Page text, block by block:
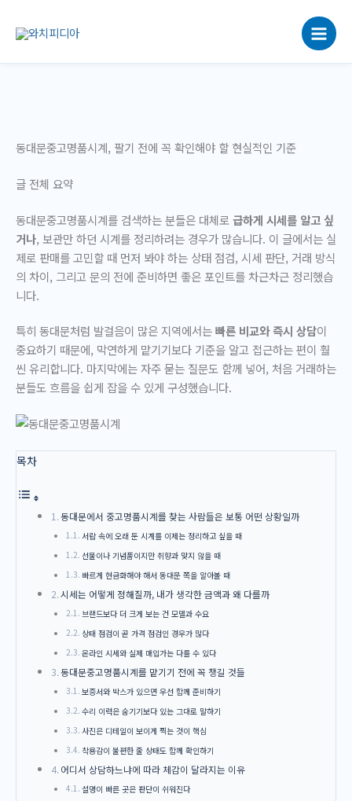
로
동대문중고명품시계, 팔기 전에 꼭 확인해야 할 현실적인 기준
글 전체 요약
동대문중고명품시계를 검색하는 분들은 대체로급하게 시세를 알고 싶
거나, 보관만 하던 시계를 정리하려는 경우가 많습니다. 이 글에서는 실
제로 판매를 고민할 때 먼저 봐야 하는 상태 점검, 시세 판단, 거래 방식
의 차이, 그리고 문의 전에 준비하면 좋은 포인트를 차근차근 정리했습
니다.
특히 동대문처럼 발걸음이 많은 지역에서는빠른 비교와 즉시 상담이
중요하기 때문에, 막연하게 맡기기보다 기준을 알고 접근하는 편이 훨
씬 유리합니다. 마지막에는 자주 묻는 질문도 함께 넣어, 처음 거래하는
분들도 흐름을 쉽게 잡을 수 있게 구성했습니다.
목차
동대문에서 중고명품시계를 찾는 사람들은 보통 어떤 상황일까
서랍 속에 오래 둔 시계를 이제는 정리하고 싶을 때
선물이나 기념품이지만 취향과 맞지 않을 때
빠르게 현금화해야 해서 동대문 쪽을 알아볼 때
시세는 어떻게 정해질까, 내가 생각한 금액과 왜 다를까
브랜드보다 더 크게 보는 건 모델과 수요
상태 점검이 곧 가격 점검인 경우가 많다
온라인 시세와 실제 매입가는 다를 수 있다
동대문중고명품시계를 맡기기 전에 꼭 챙길 것들
보증서와 박스가 있으면 우선 함께 준비하기
수리 이력은 숨기기보다 있는 그대로 말하기
사진은 디테일이 보이게 찍는 것이 핵심
착용감이 불편한 줄 상태도 함께 확인하기
어디서 상담하느냐에 따라 체감이 달라지는 이유
설명이 빠른 곳은 판단이 쉬워진다